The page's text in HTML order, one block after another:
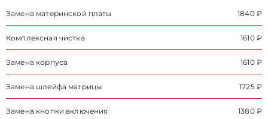
Замена материнской платы 1840 ₽
Комплексная чистка 1610 ₽
Замена корпуса 1610 ₽
Замена шлейфа матрицы 1725 ₽
Замена кнопки включения 1380 ₽